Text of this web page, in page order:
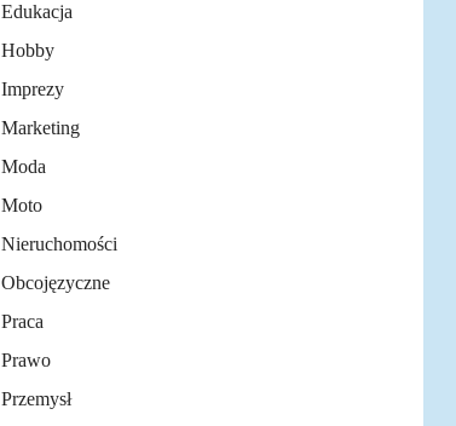
Edukacja
Hobby
Imprezy
Marketing
Moda
Moto
Nieruchomości
Obcojęzyczne
Praca
Prawo
Przemysł